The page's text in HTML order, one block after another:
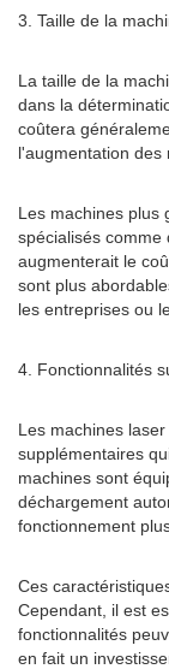
3. Taille de la
La taille de la
dans la
coûtera
l'augmentation des
Les machines plus
spécialisés comme
augmenterait le
sont plus
les entreprises ou
4. Fonctionnalités
Les machines
supplémentaires
machines sont
déchargement
fonctionnement
Ces
Cependant, il est
fonctionnalités
en fait un